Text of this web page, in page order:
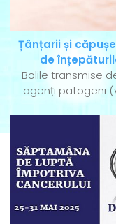
Țânțarii și
de
Bolile transmise
agenți patogeni